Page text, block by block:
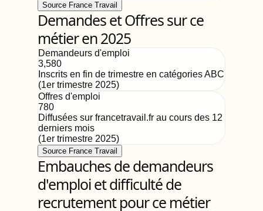
Source France Travail
Demandes et Offres sur ce
métier en 2025
Demandeurs d'emploi
3,580
Inscrits en fin de trimestre en catégories ABC
(1er trimestre 2025)
Offres d'emploi
780
Diffusées sur francetravail.fr au cours des 12
derniers mois
(1er trimestre 2025)
Source France Travail
Embauches de demandeurs
d'emploi et difficulté de
recrutement pour ce métier